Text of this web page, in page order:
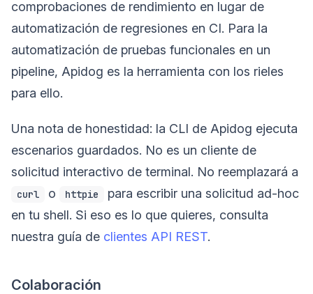
comprobaciones de rendimiento en lugar de
automatización de regresiones en CI. Para la
automatización de pruebas funcionales en un
pipeline, Apidog es la herramienta con los rieles
para ello.
Una nota de honestidad: la CLI de Apidog ejecuta
escenarios guardados. No es un cliente de
solicitud interactivo de terminal. No reemplazará a
curl o httpie
para escribir una solicitud ad-hoc
en tu shell. Si eso es lo que quieres, consulta
nuestra guía de clientes API REST.
Colaboración